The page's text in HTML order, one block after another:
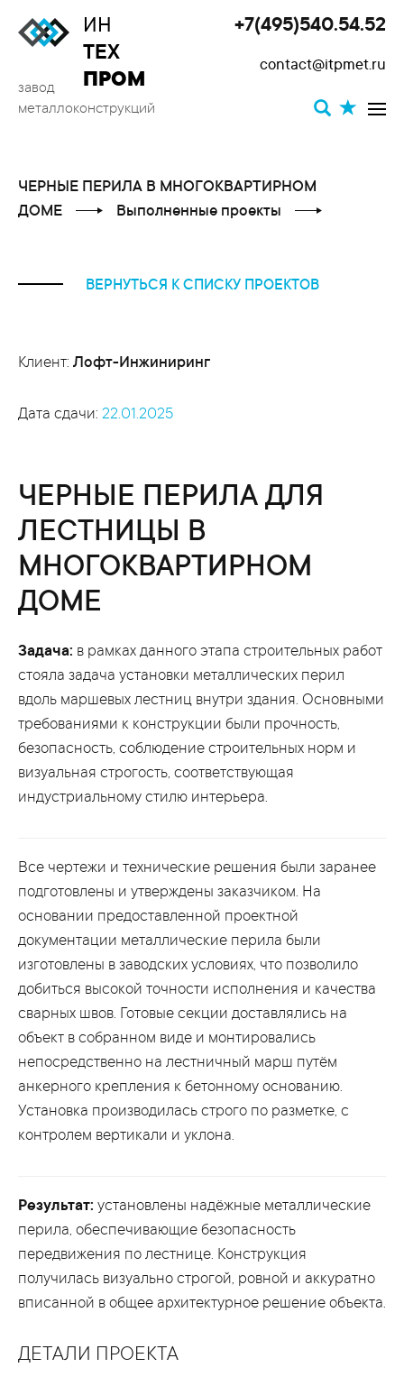
ИН
ТЕХ
ПРОМ
завод
металлоконструкций
+7(495)540.54.52
contact@itpmet.ru
ЧЕРНЫЕ ПЕРИЛА В МНОГОКВАРТИРНОМ
ДОМЕ
Выполненные проекты
ВЕРНУТЬСЯ К СПИСКУ ПРОЕКТОВ
Клиент: Лофт-Инжиниринг
Дата сдачи: 22.01.2025
ЧЕРНЫЕ ПЕРИЛА ДЛЯ
ЛЕСТНИЦЫ В
МНОГОКВАРТИРНОМ
ДОМЕ
Задача: в рамках данного этапа строительных работ
стояла задача установки металлических перил
вдоль маршевых лестниц внутри здания. Основными
требованиями к конструкции были прочность,
безопасность, соблюдение строительных норм и
визуальная строгость, соответствующая
индустриальному стилю интерьера.
Все чертежи и технические решения были заранее
подготовлены и утверждены заказчиком. На
основании предоставленной проектной
документации металлические перила были
изготовлены в заводских условиях, что позволило
добиться высокой точности исполнения и качества
сварных швов. Готовые секции доставлялись на
объект в собранном виде и монтировались
непосредственно на лестничный марш путём
анкерного крепления к бетонному основанию.
Установка производилась строго по разметке, с
контролем вертикали и уклона.
Результат: установлены надёжные металлические
перила, обеспечивающие безопасность
передвижения по лестнице. Конструкция
получилась визуально строгой, ровной и аккуратно
вписанной в общее архитектурное решение объекта.
ДЕТАЛИ ПРОЕКТА